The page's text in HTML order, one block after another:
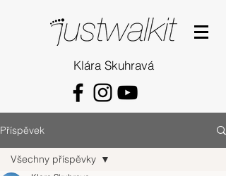
Klára Skuhravá
Příspěvek
Všechny příspěvky